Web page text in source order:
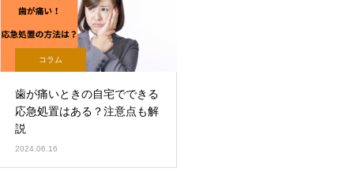
コラム
歯が痛いときの自宅でできる
応急処置はある？注意点も解
説
2024.06.16